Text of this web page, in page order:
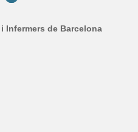
Infermers de Barcelona